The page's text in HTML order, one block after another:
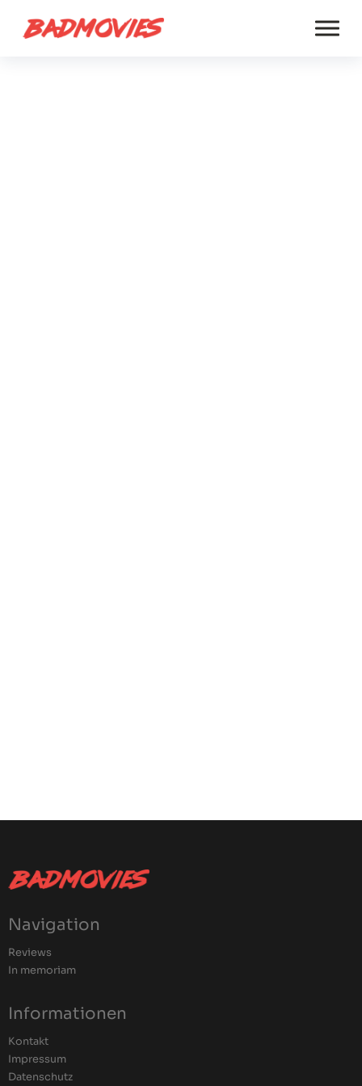
Navigation
Reviews
In memoriam
Informationen
Kontakt
Impressum
Datenschutz